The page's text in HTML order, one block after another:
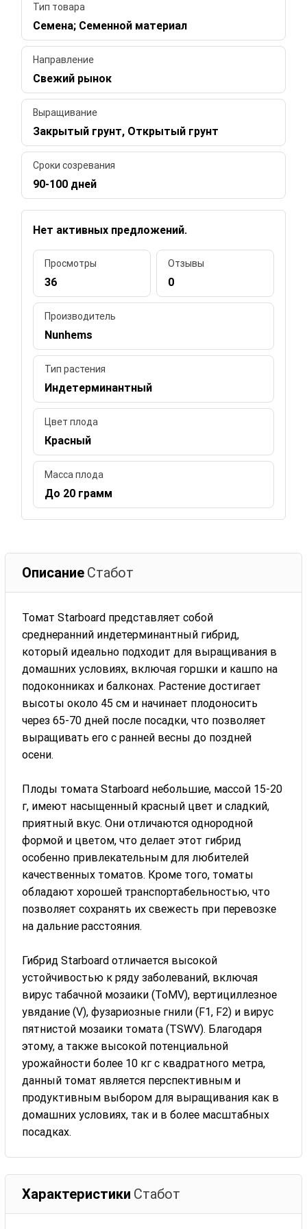
Тип товара
Семена; Семенной материал
Направление
Свежий рынок
Выращивание
Закрытый грунт, Открытый грунт
Сроки созревания
90-100 дней
Нет активных предложений.
Просмотры
36
Отзывы
0
Производитель
Nunhems
Тип растения
Индетерминантный
Цвет плода
Красный
Масса плода
До 20 грамм
Описание Стабот
Томат Starboard представляет собой
среднеранний индетерминантный гибрид,
который идеально подходит для выращивания в
домашних условиях, включая горшки и кашпо на
подоконниках и балконах. Растение достигает
высоты около 45 см и начинает плодоносить
через 65-70 дней после посадки, что позволяет
выращивать его с ранней весны до поздней
осени.
Плоды томата Starboard небольшие, массой 15-20
г, имеют насыщенный красный цвет и сладкий,
приятный вкус. Они отличаются однородной
формой и цветом, что делает этот гибрид
особенно привлекательным для любителей
качественных томатов. Кроме того, томаты
обладают хорошей транспортабельностью, что
позволяет сохранять их свежесть при перевозке
на дальние расстояния.
Гибрид Starboard отличается высокой
устойчивостью к ряду заболеваний, включая
вирус табачной мозаики (ToMV), вертициллезное
увядание (V), фузариозные гнили (F1, F2) и вирус
пятнистой мозаики томата (TSWV). Благодаря
этому, а также высокой потенциальной
урожайности более 10 кг с квадратного метра,
данный томат является перспективным и
продуктивным выбором для выращивания как в
домашних условиях, так и в более масштабных
посадках.
Характеристики Стабот